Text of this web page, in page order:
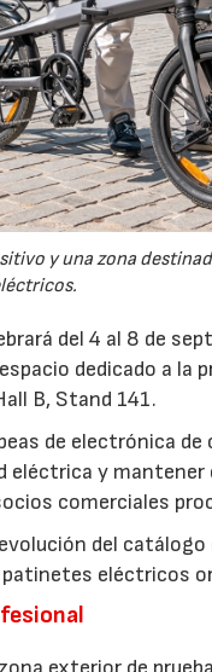
y una zona
del 4 al 8 de
dedicado a la
B, Stand 141.
de electrónica
eléctrica y
comerciales
del catálogo
eléctricos